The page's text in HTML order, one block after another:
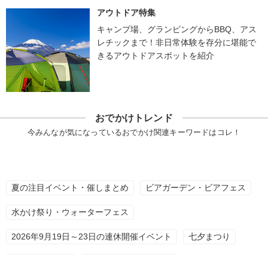
アウトドア特集
キャンプ場、グランピングからBBQ、アス
レチックまで！非日常体験を存分に堪能で
きるアウトドアスポットを紹介
おでかけトレンド
今みんなが気になっているおでかけ関連キーワードはコレ！
夏の注目イベント・催しまとめ ビアガーデン・ビアフェス
水かけ祭り・ウォーターフェス
2026年9月19日～23日の連休開催イベント 七夕まつり